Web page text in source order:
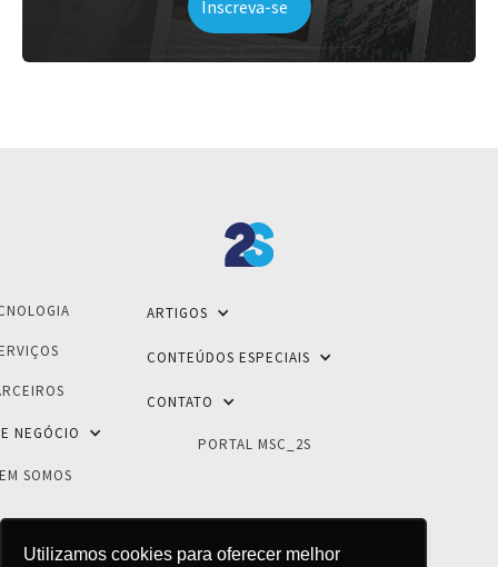
Utilizamos cookies para oferecer melhor
NEGÓCIO
SOMOS
ARTIGOS
CONTEÚDOS ESPECIAIS
CONTATO
PORTAL MSC_2S